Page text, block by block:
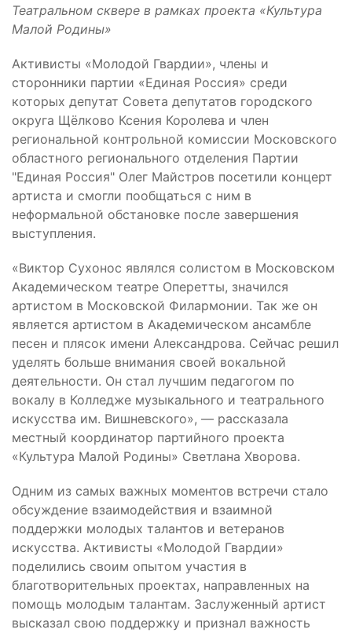
Театральном сквере в рамках проекта «Культура
Малой Родины»
Активисты «Молодой Гвардии», члены и
сторонники партии «Единая Россия» среди
которых депутат Совета депутатов городского
округа Щёлково Ксения Королева и член
региональной контрольной комиссии Московского
областного регионального отделения Партии
"Единая Россия" Олег Майстров посетили концерт
артиста и смогли пообщаться с ним в
неформальной обстановке после завершения
выступления.
«Виктор Сухонос являлся солистом в Московском
Академическом театре Оперетты, значился
артистом в Московской Филармонии. Так же он
является артистом в Академическом ансамбле
песен и плясок имени Александрова. Сейчас решил
уделять больше внимания своей вокальной
деятельности. Он стал лучшим педагогом по
вокалу в Колледже музыкального и театрального
искусства им. Вишневского», — рассказала
местный координатор партийного проекта
«Культура Малой Родины» Светлана Хворова.
Одним из самых важных моментов встречи стало
обсуждение взаимодействия и взаимной
поддержки молодых талантов и ветеранов
искусства. Активисты «Молодой Гвардии»
поделились своим опытом участия в
благотворительных проектах, направленных на
помощь молодым талантам. Заслуженный артист
высказал свою поддержку и признал важность